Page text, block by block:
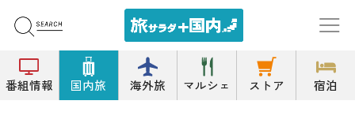
番組情報 国内旅 海外旅 マルシェ ストア 宿泊